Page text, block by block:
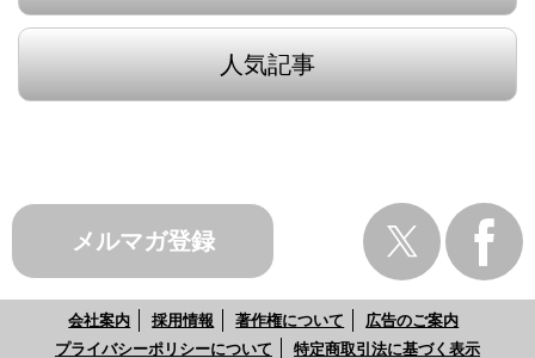
人気記事
メルマガ登録
会社案内 採用情報 著作権について
広告のご案内
プライバシーポリシーについて
特定商取引法に基づく表示